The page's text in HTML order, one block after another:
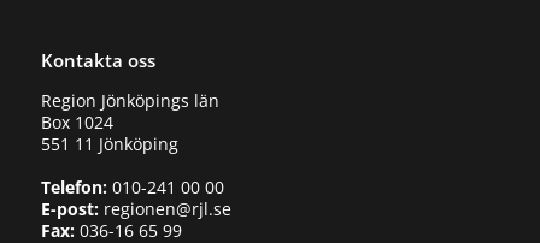
Kontakta oss
Region Jönköpings län
Box 1024
551 11 Jönköping
Telefon:010-241 00 00
E-post:regionen@rjl.se
Fax: 036-16 65 99